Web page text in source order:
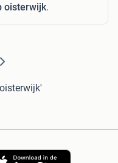
oisterwijk.